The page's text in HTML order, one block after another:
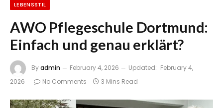
LEBENSSTIL
AWO Pflegeschule Dortmund:
Einfach und genau erklärt?
Byadmin February 4, 2026 Updated: February 4,
2026
No Comments 3 Mins Read